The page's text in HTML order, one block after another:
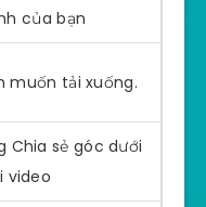
của bạn
muốn tải xuống.
Chia sẻ góc dưới
video